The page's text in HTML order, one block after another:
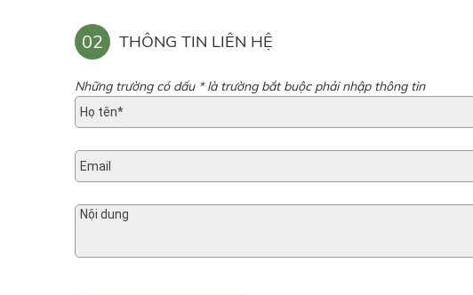
02 THÔNG TIN LIÊN HỆ
Những trường có dấu * là trường bắt buộc phải nhập thông tin